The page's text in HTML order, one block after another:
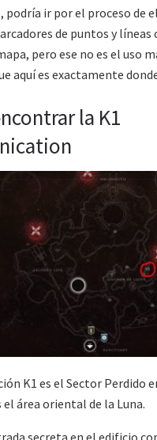
podría ir por el proceso de
de puntos y líneas
pero ese no es el uso
aquí es exactamente
la K1
K1 es el Sector Perdido
el área oriental de la Luna.
secreta en el edificio